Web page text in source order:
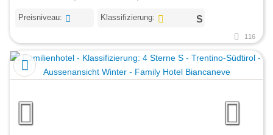
Preisniveau: Klassifizierung:
116